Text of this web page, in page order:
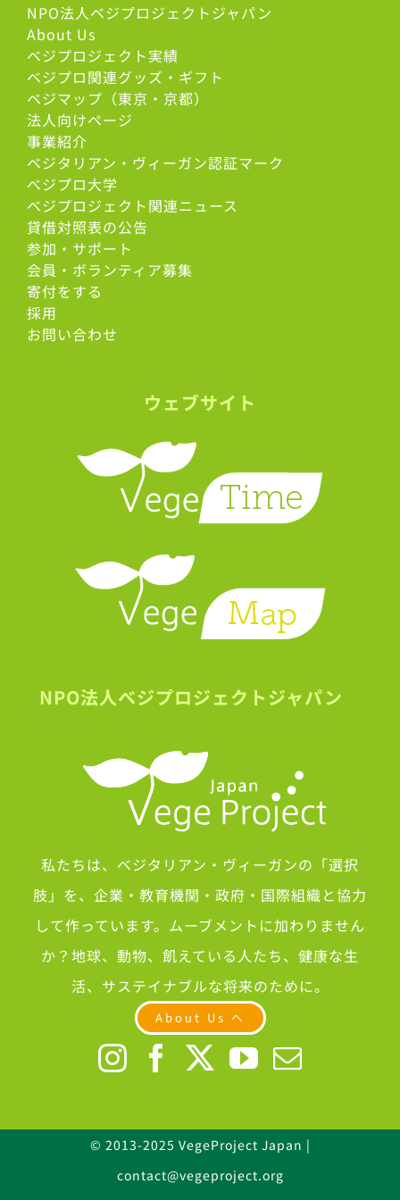
NPO法人ベジプロジェクトジャパン
About Us
ベジプロジェクト実績
ベジプロ関連グッズ・ギフト
ベジマップ（東京・京都）
法人向けページ
事業紹介
ベジタリアン・ヴィーガン認証マーク
べジプロ大学
ベジプロジェクト関連ニュース
貸借対照表の公告
参加・サポート
会員・ボランティア募集
寄付をする
採用
お問い合わせ
ウェブサイト
NPO法人ベジプロジェクトジャパン
私たちは、ベジタリアン・ヴィーガンの「選択
肢」を、企業・教育機関・政府・国際組織と協力
して作っています。ムーブメントに加わりません
か？地球、動物、飢えている人たち、健康な生
活、サステイナブルな将来のために。
About Us へ
© 2013-2025 VegeProject Japan |
contact@vegeproject.org